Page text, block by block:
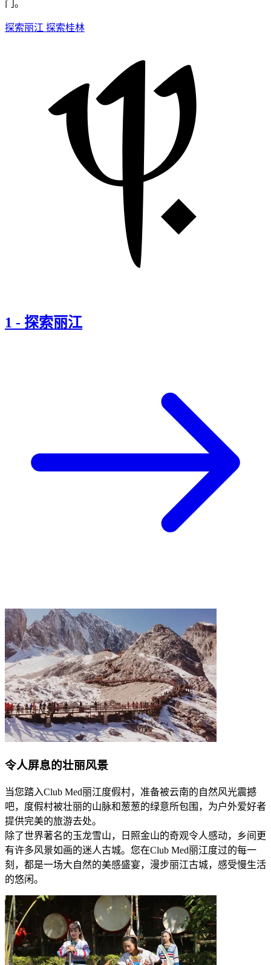
门。
探索丽江 探索桂林
1 - 探索丽江
令人屏息的壮丽风景
当您踏入Club Med丽江度假村，准备被云南的自然风光震撼
吧，度假村被壮丽的山脉和葱葱的绿意所包围，为户外爱好者
提供完美的旅游去处。
除了世界著名的玉龙雪山，日照金山的奇观令人感动，乡间更
有许多风景如画的迷人古城。您在Club Med丽江度过的每一
刻，都是一场大自然的美感盛宴，漫步丽江古城，感受慢生活
的悠闲。